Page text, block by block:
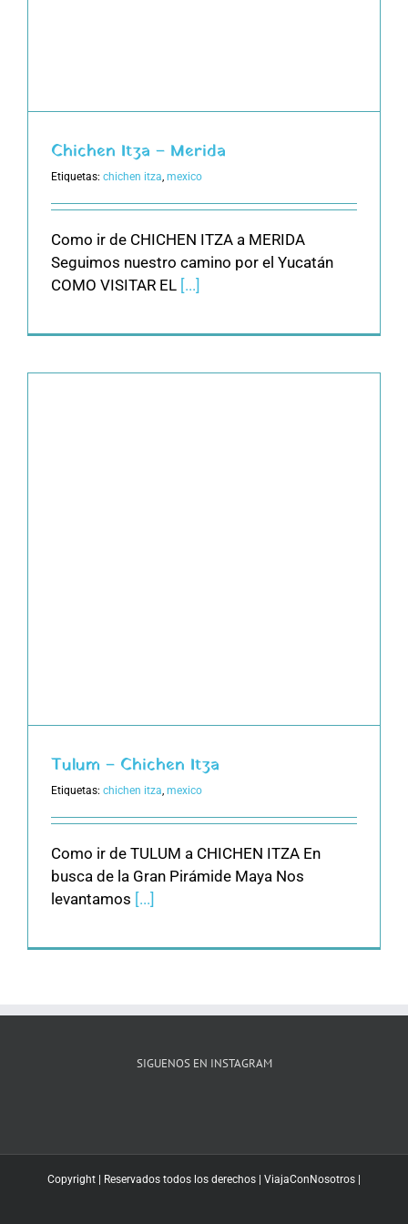
Chichen Itza – Merida
Etiquetas: chichen itza, mexico
Como ir de CHICHEN ITZA a MERIDA
Seguimos nuestro camino por el Yucatán
COMO VISITAR EL [...]
Tulum – Chichen Itza
Etiquetas: chichen itza, mexico
Como ir de TULUM a CHICHEN ITZA En
busca de la Gran Pirámide Maya Nos
levantamos [...]
SIGUENOS EN INSTAGRAM
Copyright | Reservados todos los derechos | ViajaConNosotros